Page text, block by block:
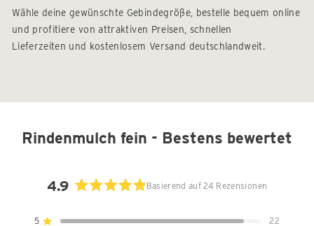
Wähle deine gewünschte Gebindegröße, bestelle bequem online
und profitiere von attraktiven Preisen, schnellen
Lieferzeiten und kostenlosem Versand deutschlandweit.
Rindenmulch fein - Bestens bewertet
4.9 Basierend auf 24 Rezensionen
5 Mit von 5 Sternen bewertet 22